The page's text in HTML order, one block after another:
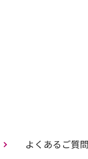
よくあるご質問